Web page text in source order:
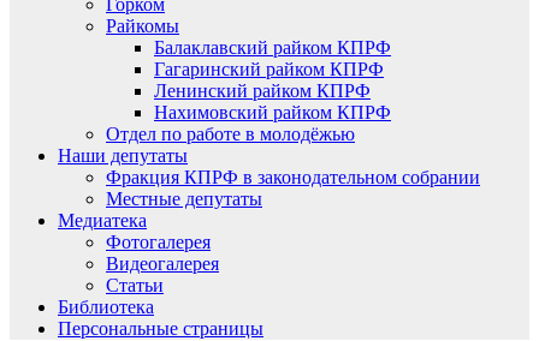
Горком
Райкомы
Балаклавский райком КПРФ
Гагаринский райком КПРФ
Ленинский райком КПРФ
Нахимовский райком КПРФ
Отдел по работе в молодёжью
Наши депутаты
Фракция КПРФ в законодательном собрании
Местные депутаты
Медиатека
Фотогалерея
Видеогалерея
Статьи
Библиотека
Персональные страницы